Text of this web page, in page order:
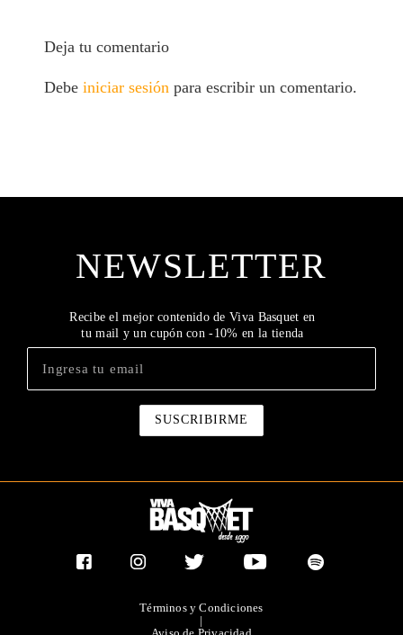
Deja tu comentario
Debeiniciar sesiónpara escribir un comentario.
NEWSLETTER
Recibe el mejor contenido de Viva Basquet en
tu mail y un cupón con -10% en la tienda
Términos y Condiciones
|